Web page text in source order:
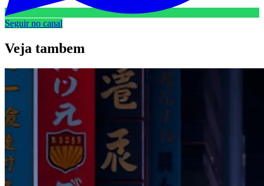
Seguir no canal
Veja tambem